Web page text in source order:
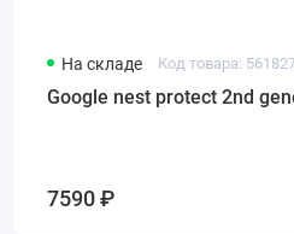
На складе Код товара:
Google nest protect 2nd
7590 ₽